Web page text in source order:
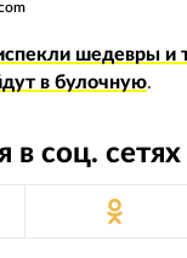
шедевры и
в булочную.
в соц. сетях